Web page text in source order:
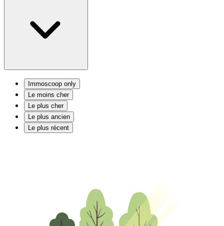
Immoscoop only
Le moins cher
Le plus cher
Le plus ancien
Le plus récent